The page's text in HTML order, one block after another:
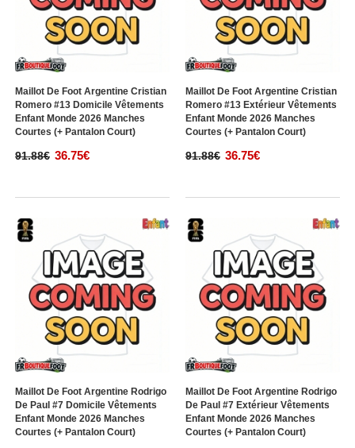
Maillot De Foot Argentine Cristian
Romero #13 Domicile Vêtements
Enfant Monde 2026 Manches
Courtes (+ Pantalon Court)
91.88€ 36.75€
Maillot De Foot Argentine Cristian
Romero #13 Extérieur Vêtements
Enfant Monde 2026 Manches
Courtes (+ Pantalon Court)
91.88€ 36.75€
Maillot De Foot Argentine Rodrigo
De Paul #7 Domicile Vêtements
Enfant Monde 2026 Manches
Courtes (+ Pantalon Court)
Maillot De Foot Argentine Rodrigo
De Paul #7 Extérieur Vêtements
Enfant Monde 2026 Manches
Courtes (+ Pantalon Court)